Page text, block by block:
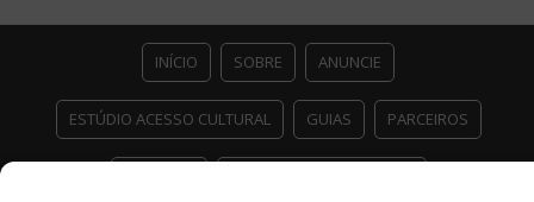
INÍCIO SOBRE ANUNCIE
ESTÚDIO ACESSO CULTURAL GUIAS PARCEIROS